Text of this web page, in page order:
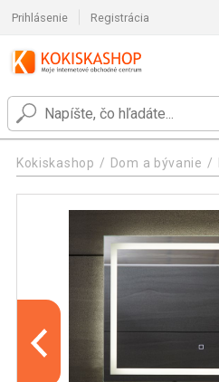
Prihlásenie Registrácia
Kokiskashop Dom a bývanie